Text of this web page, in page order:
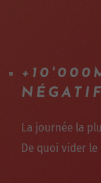
NÉGATIF
La journée la
De quoi vider